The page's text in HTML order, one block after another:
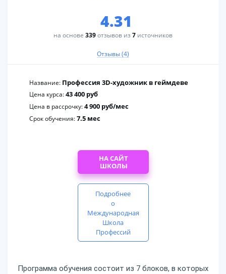
4.31
на основе 339отзывов из 7 источников
Отзывы (4)
Название: Профессия 3D-художник в геймдеве
Цена курса:43 400 руб
Цена в рассрочку:4 900 руб/мес
Срок обучения:7.5 мес
НА САЙТ
ШКОЛЫ
Подробнее
о
Международная
Школа
Профессий
Программа обучения состоит из 7 блоков, в которых